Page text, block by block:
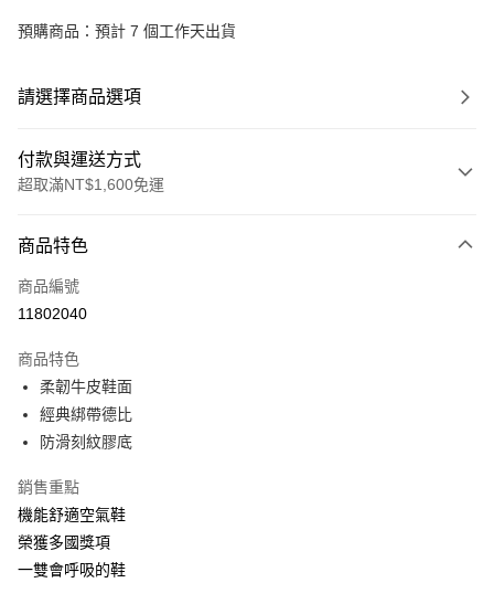
預購商品：預計 7 個工作天出貨
請選擇商品選項
付款與運送方式
超取滿NT$1,600免運
信用卡一次付款
LINE Pay
街口支付
悠遊付
大哥付你分期
相關說明
1.本服務由台灣大哥大提供，台灣大哥大用戶可立即使用無須另外申請。
ATM付款
商品特色
商品編號
11802040
商品特色
柔韌牛皮鞋面
經典綁帶德比
防滑刻紋膠底
銷售重點
機能舒適空氣鞋
榮獲多國獎項
一雙會呼吸的鞋